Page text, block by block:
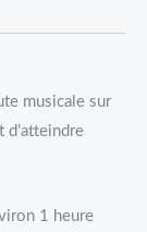
musicale sur
d’atteindre
1 heure